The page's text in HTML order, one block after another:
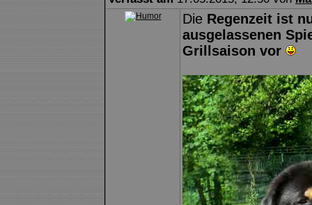
Die Regenzeit ist
ausgelassenen
Grillsaison vor